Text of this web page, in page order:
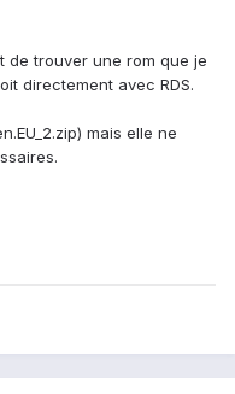
de trouver une rom que je
directement avec RDS.
mais elle ne